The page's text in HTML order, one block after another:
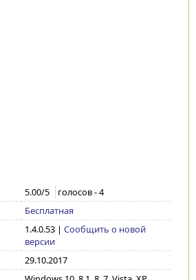
5.00/5 голосов -4
Бесплатная
1.4.0.53| Сообщить о новой
версии
29.10.2017